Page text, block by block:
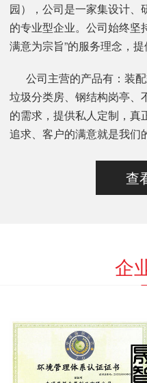
园），公司是一家集设计、
的专业型企业。公司始终坚
满意为宗旨”的服务理念，提
公司主营的产品有：装配
垃圾分类房、钢结构岗亭、
的需求，提供私人定制，真
追求、客户的满意就是我们
查
企